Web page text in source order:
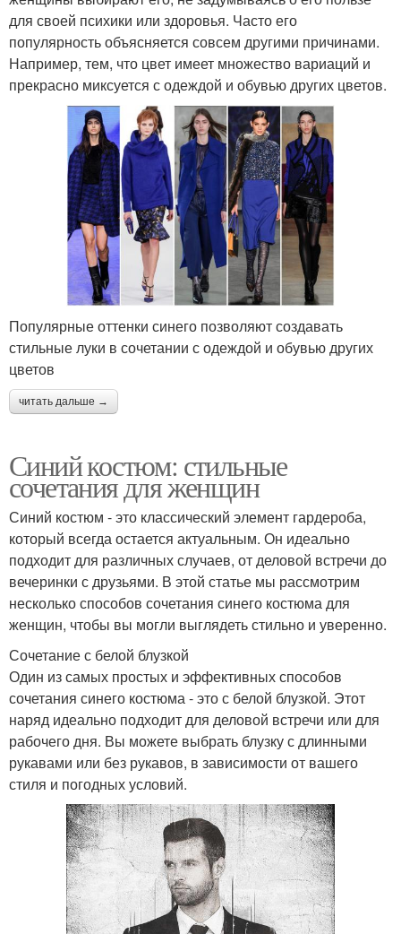
для своей психики или здоровья. Часто его
популярность объясняется совсем другими причинами.
Например, тем, что цвет имеет множество вариаций и
прекрасно миксуется с одеждой и обувью других цветов.
Популярные оттенки синего позволяют создавать
стильные луки в сочетании с одеждой и обувью других
цветов
читать дальше →
Синий костюм: стильные
сочетания для женщин
Синий костюм - это классический элемент гардероба,
который всегда остается актуальным. Он идеально
подходит для различных случаев, от деловой встречи до
вечеринки с друзьями. В этой статье мы рассмотрим
несколько способов сочетания синего костюма для
женщин, чтобы вы могли выглядеть стильно и уверенно.
Сочетание с белой блузкой
Один из самых простых и эффективных способов
сочетания синего костюма - это с белой блузкой. Этот
наряд идеально подходит для деловой встречи или для
рабочего дня. Вы можете выбрать блузку с длинными
рукавами или без рукавов, в зависимости от вашего
стиля и погодных условий.